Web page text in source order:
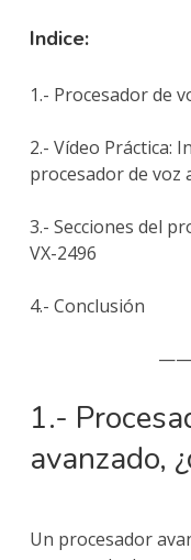
Indice:
1.- Procesador de
2.- Vídeo Práctica:
procesador de voz
3.- Secciones del
VX-2496
4.- Conclusión
1.-
avanzado,
Un procesador